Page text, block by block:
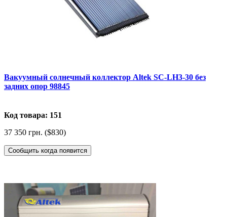
Вакуумный солнечный коллектор Altek SC-LH3-30 без
задних опор 98845
Код товара: 151
37 350 грн. ($830)
Сообщить когда появится